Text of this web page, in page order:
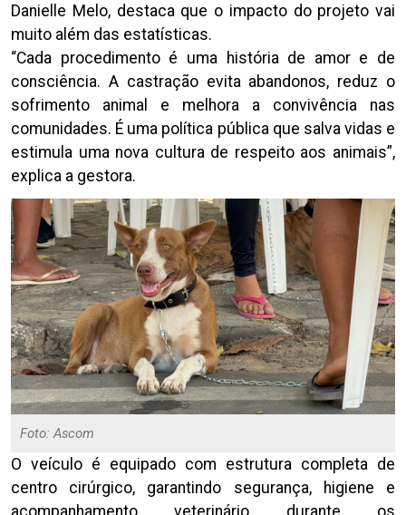
Danielle Melo, destaca que o impacto do projeto vai
muito além das estatísticas.
“Cada procedimento é uma história de amor e de
consciência. A castração evita abandonos, reduz o
sofrimento animal e melhora a convivência nas
comunidades. É uma política pública que salva vidas e
estimula uma nova cultura de respeito aos animais”,
explica a gestora.
Foto: Ascom
O veículo é equipado com estrutura completa de
centro cirúrgico, garantindo segurança, higiene e